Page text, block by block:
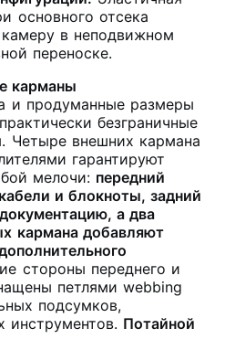
основного отсека
в неподвижном
переноске.
карманы
и продуманные размеры
безграничные
Четыре внешних кармана
гарантируют
мелочи: передний
и блокноты, задний
а два
кармана добавляют
стороны переднего и
петлями webbing
подсумков,
инструментов. Потайной